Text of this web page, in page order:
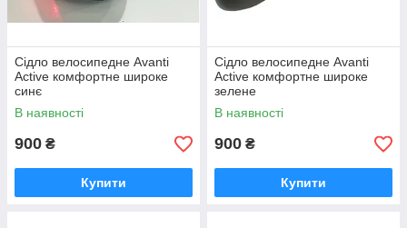
Сідло велосипедне Avanti
Active комфортне широке
синє
В наявності
900 ₴
Купити
Сідло велосипедне Avanti
Active комфортне широке
зелене
В наявності
900 ₴
Купити